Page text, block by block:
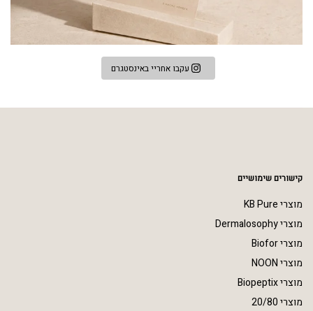
עקבו אחריי באינסטגרם
קישורים שימושיים
מוצרי KB Pure
מוצרי Dermalosophy
מוצרי Biofor
מוצרי NOON
מוצרי Biopeptix
מוצרי 20/80